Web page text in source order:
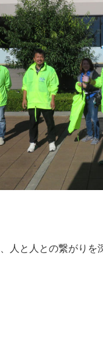
人と人との繋がりを